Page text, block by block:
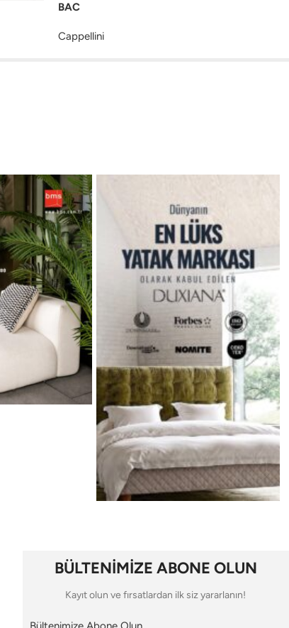
BAC
Cappellini
BÜLTENİMİZE ABONE OLUN
Kayıt olun ve fırsatlardan ilk siz yararlanın!